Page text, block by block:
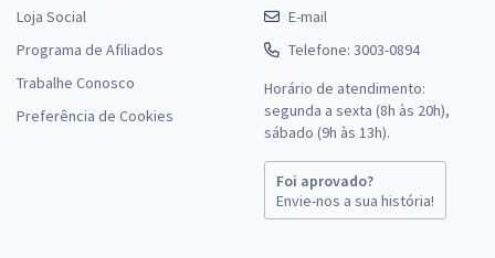
Loja Social
Programa de Afiliados
Trabalhe Conosco
Preferência de Cookies
E-mail
Telefone: 3003-0894
Horário de atendimento:
segunda a sexta (8h às 20h),
sábado (9h às 13h).
Foi aprovado?
Envie-nos a sua história!